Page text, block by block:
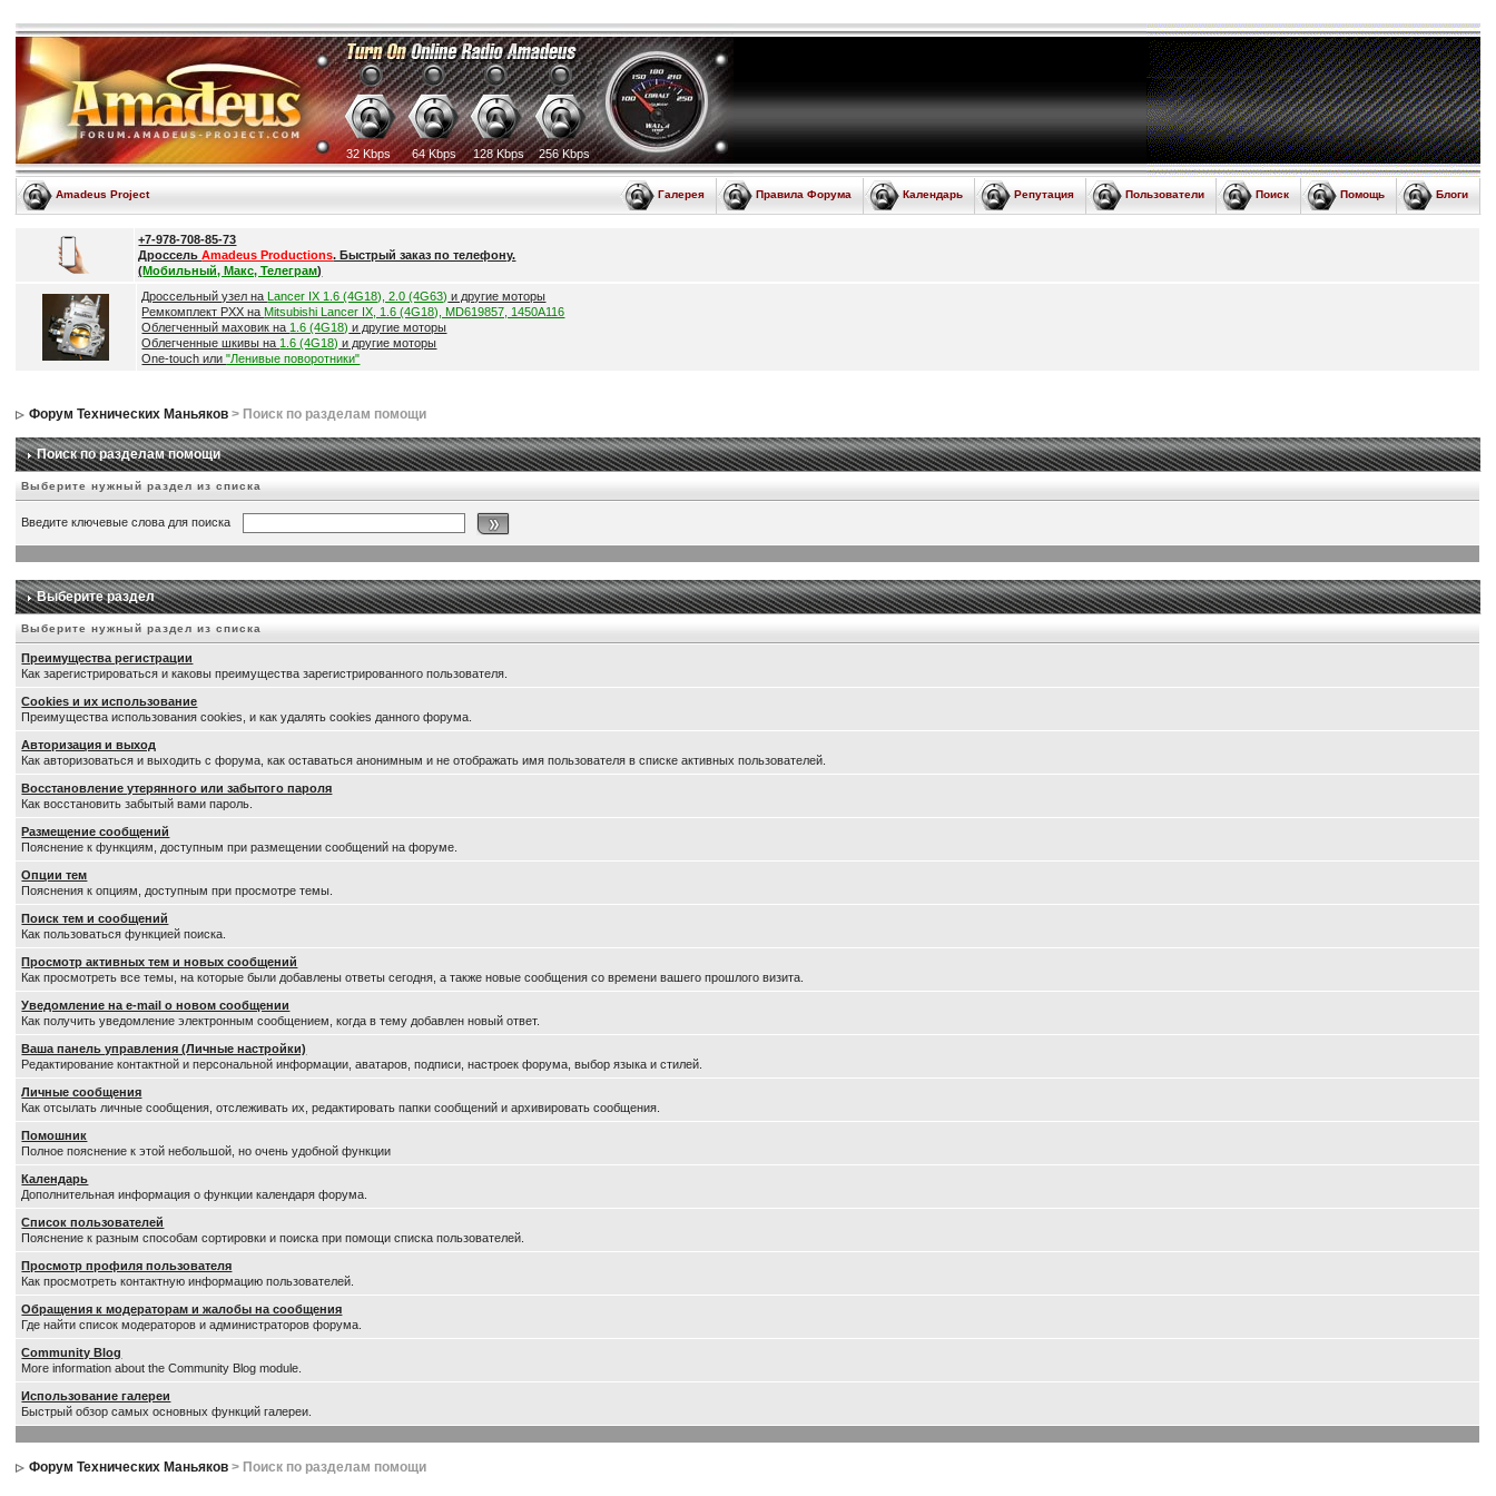
32 Kbps 64 Kbps 128 Kbps 256 Kbps
Amadeus Project Блоги
Помощь
Поиск
Пользователи
Репутация
Календарь
Правила Форума
Галерея
+7-978-708-85-73
ДроссельAmadeus Productions. Быстрый заказ по телефону.
(Мобильный, Макс, Телеграм)
Дроссельный узел на Lancer IX 1.6 (4G18), 2.0 (4G63) и другие моторы
Ремкомплект РХХ на Mitsubishi Lancer IX, 1.6 (4G18), MD619857, 1450A116
Облегченный маховик на 1.6 (4G18) и другие моторы
Облегченные шкивы на 1.6 (4G18) и другие моторы
One-touch или"Ленивые поворотники"
Форум Технических Маньяков > Поиск по разделам помощи
Поиск по разделам помощи
Выберите нужный раздел из списка
Введите ключевые слова для поиска
Выберите раздел
Выберите нужный раздел из списка
Преимущества регистрации
Как зарегистрироваться и каковы преимущества зарегистрированного пользователя.
Cookies и их использование
Преимущества использования cookies, и как удалять cookies данного форума.
Авторизация и выход
Как авторизоваться и выходить с форума, как оставаться анонимным и не отображать имя пользователя в списке активных пользователей.
Восстановление утерянного или забытого пароля
Как восстановить забытый вами пароль.
Размещение сообщений
Пояснение к функциям, доступным при размещении сообщений на форуме.
Опции тем
Пояснения к опциям, доступным при просмотре темы.
Поиск тем и сообщений
Как пользоваться функцией поиска.
Просмотр активных тем и новых сообщений
Как просмотреть все темы, на которые были добавлены ответы сегодня, а также новые сообщения со времени вашего прошлого визита.
Уведомление на е-mail о новом сообщении
Как получить уведомление электронным сообщением, когда в тему добавлен новый ответ.
Ваша панель управления (Личные настройки)
Редактирование контактной и персональной информации, аватаров, подписи, настроек форума, выбор языка и стилей.
Личные сообщения
Как отсылать личные сообщения, отслеживать их, редактировать папки сообщений и архивировать сообщения.
Помошник
Полное пояснение к этой небольшой, но очень удобной функции
Календарь
Дополнительная информация о функции календаря форума.
Список пользователей
Пояснение к разным способам сортировки и поиска при помощи списка пользователей.
Просмотр профиля пользователя
Как просмотреть контактную информацию пользователей.
Обращения к модераторам и жалобы на сообщения
Где найти список модераторов и администраторов форума.
Community Blog
More information about the Community Blog module.
Использование галереи
Быстрый обзор самых основных функций галереи.
Форум Технических Маньяков > Поиск по разделам помощи